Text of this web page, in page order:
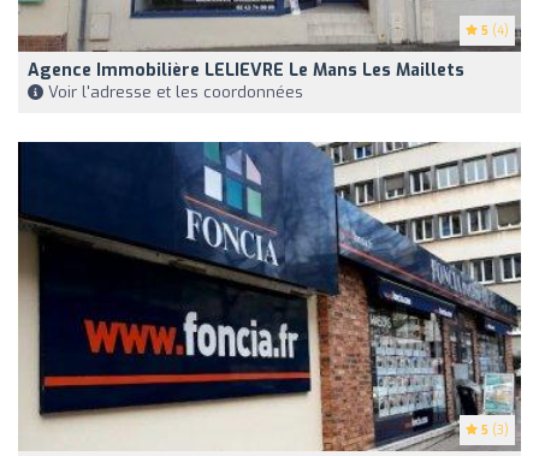
5 (4)
Agence Immobilière LELIEVRE Le Mans Les Maillets
Voir l'adresse et les coordonnées
5 (3)